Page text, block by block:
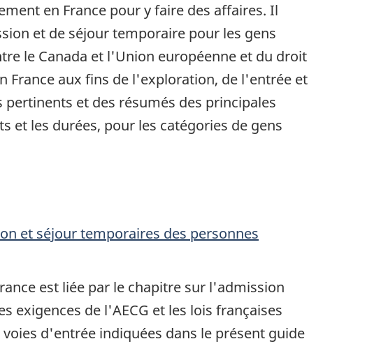
en France pour y faire des affaires. Il
et de séjour temporaire pour les gens
le Canada et l'Union européenne et du droit
France aux fins de l'exploration, de l'entrée et
et des résumés des principales
et les durées, pour les catégories de gens
et séjour temporaires des personnes
est liée par le chapitre sur l'admission
exigences de l'AECG et les lois françaises
d'entrée indiquées dans le présent guide